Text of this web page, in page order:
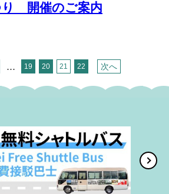
り 開催のご案内
... 19 20 21 22 次へ